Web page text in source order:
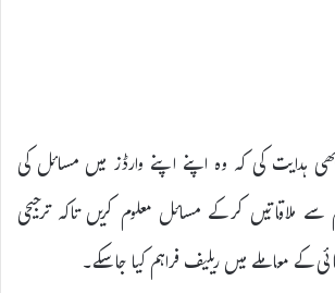
ہدایت کی کہ وہ اپنے اپنے وارڈز میں مسائل کی
ملاقاتیں کرکے مسائل معلوم کریں تاکہ ترجیحی
کے معاملے میں ریلیف فراہم کیا جاسکے۔